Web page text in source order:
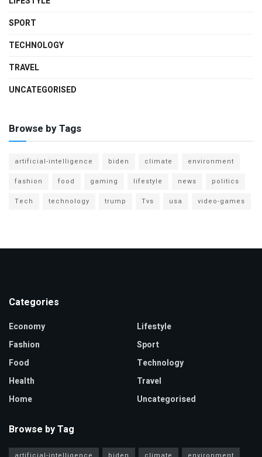
SPORT
TECHNOLOGY
TRAVEL
UNCATEGORISED
Browse by Tags
artificial-intelligence biden climate
environment
fashion
food gaming lifestyle news
politics
Tech
technology trump Tvs usa video-games
Categories
Economy
Fashion
Food
Health
Home
Lifestyle
Sport
Technology
Travel
Uncategorised
Browse by Tag